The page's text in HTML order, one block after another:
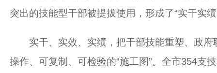
突出的技能型干部被提拔使用，形成了“实干实
实干、实效、实绩，把干部技能重塑、政府
操作、可复制、可检验的“施工图”。全市354支